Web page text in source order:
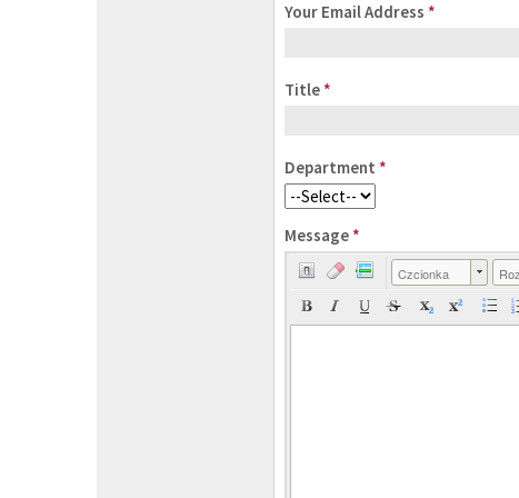
Your Email Address *
Title *
Department *
Message *
Czcionka